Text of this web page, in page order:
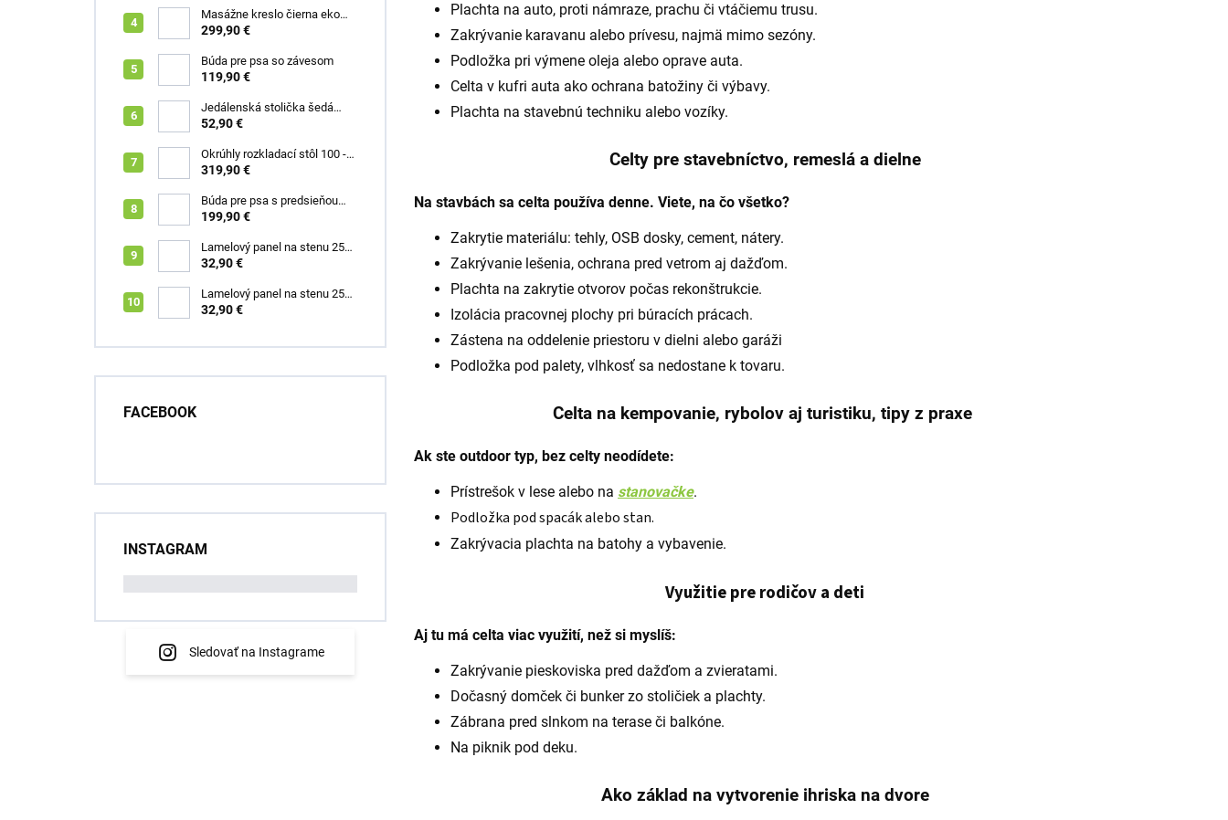
Masážne kreslo čierna eko
koža Box
299,90 €
Búda pre psa so závesom
119,90 €
Jedálenská stolička šedá
velúr Modesto
52,90 €
Okrúhly rozkladací stôl 100 -
250 cm Lukas rustikálny dub
319,90 €
Búda pre psa s predsieňou
šedá XL Roky
199,90 €
Lamelový panel na stenu 255
x 46 cm dub zlatý
32,90 €
Lamelový panel na stenu 255
x 46 cm dub latte
32,90 €
FACEBOOK
INSTAGRAM
Sledovať na Instagrame
Plachta na auto, proti námraze, prachu či vtáčiemu trusu.
Zakrývanie karavanu alebo prívesu, najmä mimo sezóny.
Podložka pri výmene oleja alebo oprave auta.
Celta v kufri auta ako ochrana batožiny či výbavy.
Plachta na stavebnú techniku alebo vozíky.
Celty pre stavebníctvo, remeslá a dielne
Na stavbách sa celta používa denne. Viete, na čo všetko?
Zakrytie materiálu: tehly, OSB dosky, cement, nátery.
Zakrývanie lešenia, ochrana pred vetrom aj dažďom.
Plachta na zakrytie otvorov počas rekonštrukcie.
Izolácia pracovnej plochy pri búracích prácach.
Zástena na oddelenie priestoru v dielni alebo garáži
Podložka pod palety, vlhkosť sa nedostane k tovaru.
Celta na kempovanie, rybolov aj turistiku, tipy z praxe
Ak ste outdoor typ, bez celty neodídete:
Prístrešok v lese alebo na stanovačke.
Podložka pod spacák alebo stan.
Zakrývacia plachta na batohy a vybavenie.
Využitie pre rodičov a deti
Aj tu má celta viac využití, než si myslíš:
Zakrývanie pieskoviska pred dažďom a zvieratami.
Dočasný domček či bunker zo stoličiek a plachty.
Zábrana pred slnkom na terase či balkóne.
Na piknik pod deku.
Ako základ na vytvorenie ihriska na dvore